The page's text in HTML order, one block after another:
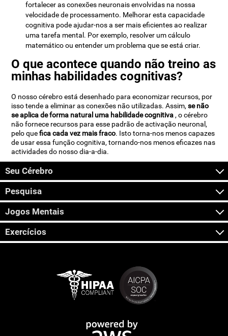
fortalecer as conexões neuronais envolvidas na nossa
velocidade de processamento. Melhorar esta capacidade
cognitiva pode ajudar-nos a ser mais eficientes ao realizar
uma tarefa mental. Por exemplo, resolver um cálculo
matemático ou entender um problema que se está criar.
O que acontece quando não treino as
minhas habilidades cognitivas?
O nosso cérebro está desenhado para economizar recursos, por
isso tende a eliminar as conexões não utilizadas. Assim,se não
se aplica de forma natural uma habilidade cognitiva, o cérebro
não fornece recursos para esse padrão de activação neuronal,
pelo quefica cada vez mais fraco. Isto torna-nos menos capazes
de usar essa função cognitiva, tornando-nos menos eficazes nas
actividades do nosso dia-a-dia.
Seu Cérebro
Pesquisa
Jogos Mentais
Exercícios